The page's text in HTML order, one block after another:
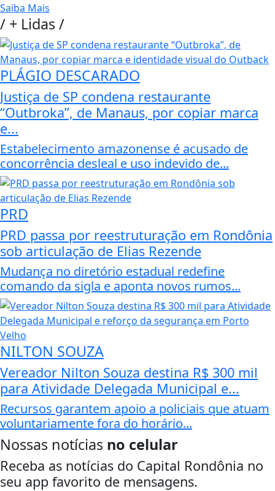
Saiba Mais
/ + Lidas/
PLÁGIO DESCARADO
Justiça de SP condena restaurante
“Outbroka”, de Manaus, por copiar marca
e...
Estabelecimento amazonense é acusado de
concorrência desleal e uso indevido de...
PRD
PRD passa por reestruturação em Rondônia
sob articulação de Elias Rezende
Mudança no diretório estadual redefine
comando da sigla e aponta novos rumos...
NILTON SOUZA
Vereador Nilton Souza destina R$ 300 mil
para Atividade Delegada Municipal e...
Recursos garantem apoio a policiais que atuam
voluntariamente fora do horário...
Nossas notícias no celular
Receba as notícias do Capital Rondônia no
seu app favorito de mensagens.